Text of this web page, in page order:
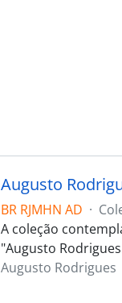
Augusto
BR RJMHN AD ·
A coleção
"Augusto
Augusto Rodrigues